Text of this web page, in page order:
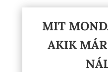
MIT
AKIK